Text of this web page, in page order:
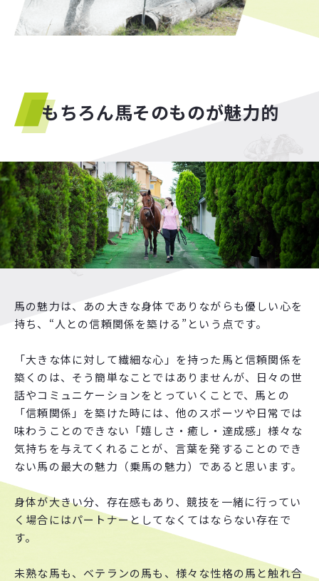
もちろん馬そのものが魅力的
馬の魅力は、あの大きな身体でありながらも優しい心を
持ち、“人との信頼関係を築ける”という点です。
「大きな体に対して繊細な心」を持った馬と信頼関係を
築くのは、そう簡単なことではありませんが、日々の世
話やコミュニケーションをとっていくことで、馬との
「信頼関係」を築けた時には、他のスポーツや日常では
味わうことのできない「嬉しさ・癒し・達成感」様々な
気持ちを与えてくれることが、言葉を発することのでき
ない馬の最大の魅力（乗馬の魅力）であると思います。
身体が大きい分、存在感もあり、競技を一緒に行ってい
く場合にはパートナーとしてなくてはならない存在で
す。
未熟な馬も、ベテランの馬も、様々な性格の馬と触れ合